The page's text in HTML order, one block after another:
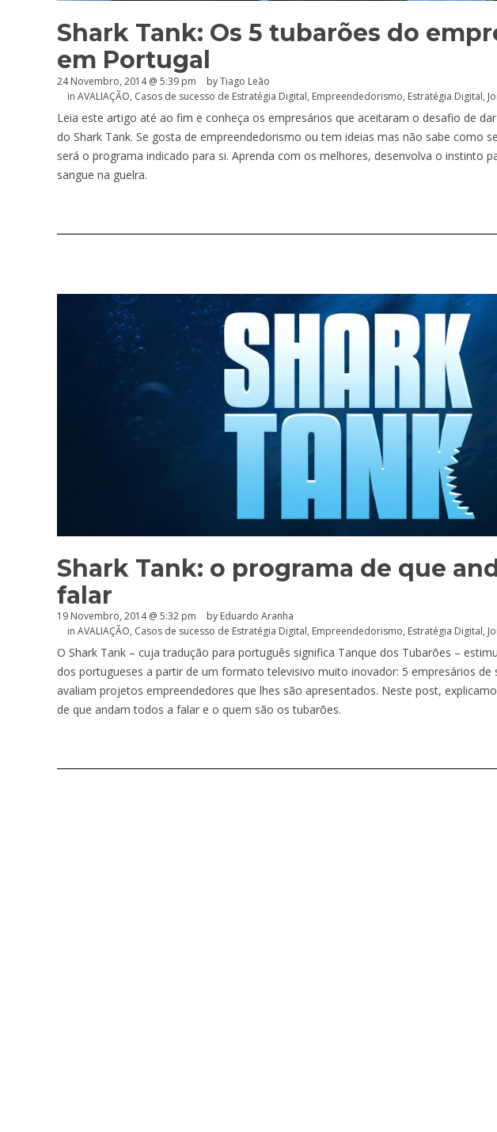
Shark Tank: Os 5 tubarões do
em Portugal
24 Novembro, 2014 @ 5:39 pm
by Tiago Leão
in AVALIAÇÃO, Casos de sucesso de Estratégia Digital, Empreendedorismo, Estratégia Digital,
Leia este artigo até ao fim e conheça os empresários que aceitaram o desafio de
do Shark Tank. Se gosta de empreendedorismo ou tem ideias mas não sabe como
será o programa indicado para si. Aprenda com os melhores, desenvolva o instinto
sangue na guelra.
Shark Tank: o programa de que
falar
19 Novembro, 2014 @ 5:32 pm by Eduardo Aranha
in AVALIAÇÃO, Casos de sucesso de Estratégia Digital, Empreendedorismo, Estratégia Digital,
O Shark Tank – cuja tradução para português significa Tanque dos Tubarões –
dos portugueses a partir de um formato televisivo muito inovador: 5 empresários
avaliam projetos empreendedores que lhes são apresentados. Neste post,
de que andam todos a falar e o quem são os tubarões.